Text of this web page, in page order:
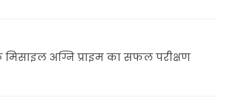
मिसाइल अग्नि प्राइम का सफल परीक्षण